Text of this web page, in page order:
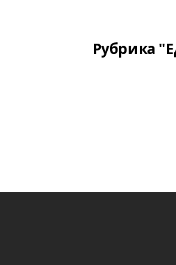
Рубрика